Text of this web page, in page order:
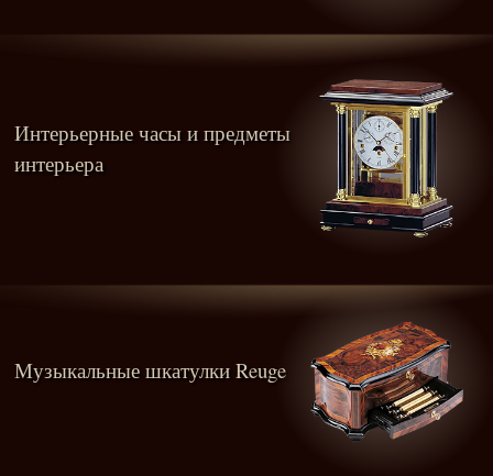
Интерьерные часы и предметы
интерьера
Музыкальные шкатулки Reuge